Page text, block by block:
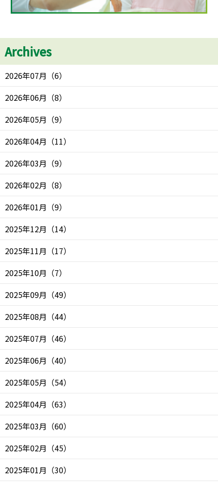
Archives
2026年07月 （6）
2026年06月 （8）
2026年05月 （9）
2026年04月 （11）
2026年03月 （9）
2026年02月 （8）
2026年01月 （9）
2025年12月 （14）
2025年11月 （17）
2025年10月 （7）
2025年09月 （49）
2025年08月 （44）
2025年07月 （46）
2025年06月 （40）
2025年05月 （54）
2025年04月 （63）
2025年03月 （60）
2025年02月 （45）
2025年01月 （30）